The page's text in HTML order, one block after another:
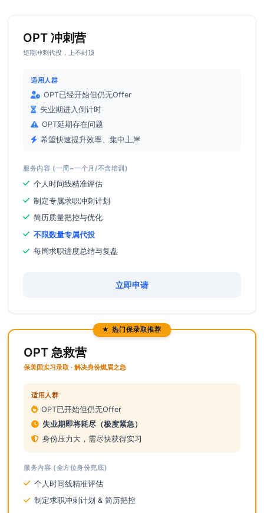
OPT 冲刺营
短期冲刺代投，上不封顶
适用人群
OPT已经开始但仍无Offer
失业期进入倒计时
OPT延期存在问题
希望快速提升效率、集中上岸
服务内容 (一周~一个月/不含培训)
个人时间线精准评估
制定专属求职冲刺计划
简历质量把控与优化
不限数量专属代投
每周求职进度总结与复盘
立即申请
★ 热门保录取推荐
OPT 急救营
保美国实习录取 · 解决身份燃眉之急
适用人群
OPT已开始但仍无Offer
失业期即将耗尽（极度紧急）
身份压力大，需尽快获得实习
服务内容 (全方位身份兜底)
个人时间线精准评估
制定求职冲刺计划 & 简历把控